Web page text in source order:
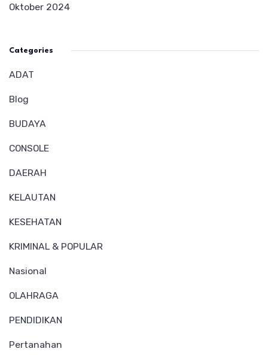
Oktober 2024
Categories
ADAT
Blog
BUDAYA
CONSOLE
DAERAH
KELAUTAN
KESEHATAN
KRIMINAL & POPULAR
Nasional
OLAHRAGA
PENDIDIKAN
Pertanahan